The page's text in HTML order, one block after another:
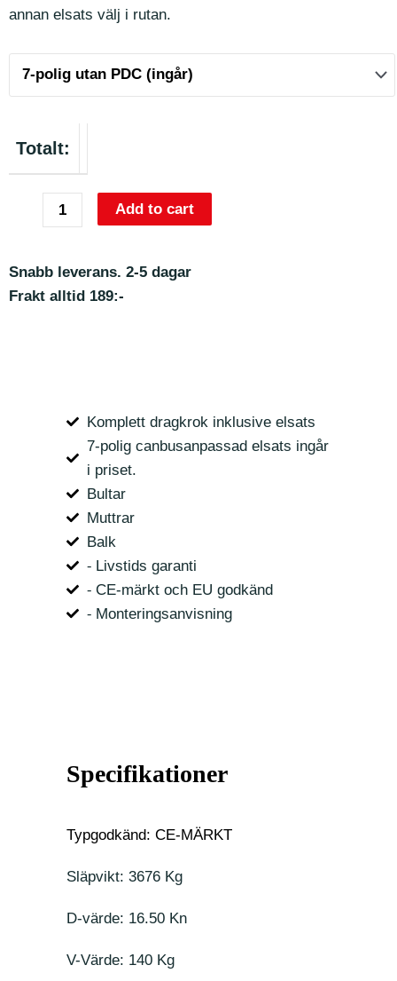
annan elsats välj i rutan.
Totalt:
Add to cart
Snabb leverans. 2-5 dagar
Frakt alltid 189:-
Komplett dragkrok inklusive elsats
7-polig canbusanpassad elsats ingår
i priset.
Bultar
Muttrar
Balk
⁃ Livstids garanti
⁃ CE-märkt och EU godkänd
⁃ Monteringsanvisning
Specifikationer
Typgodkänd: CE-MÄRKT
Släpvikt: 3676 Kg
D-värde: 16.50 Kn
V-Värde: 140 Kg